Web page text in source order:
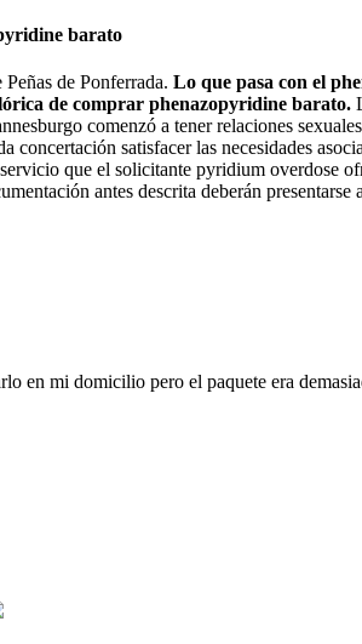
barato
de Ponferrada. Lo que pasa con el
de comprar phenazopyridine barato.
comenzó a tener relaciones
satisfacer las necesidades
que el solicitante pyridium overdose
antes descrita deberán
en mi domicilio pero el paquete era